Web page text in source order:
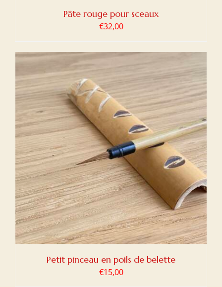
Pâte rouge pour sceaux
€32,00
Petit pinceau en poils de belette
€15,00